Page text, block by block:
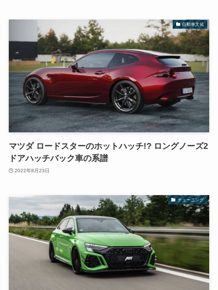
自動車文化
マツダ ロードスターのホットハッチ!? ロングノーズ2
ドアハッチバック車の系譜
2022年8月23日
チューニング